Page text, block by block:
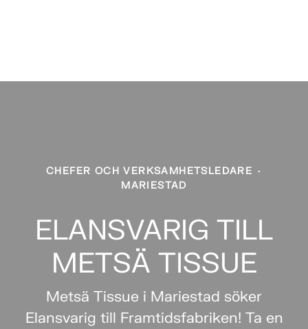
CHEFER OCH VERKSAMHETSLEDARE ·
MARIESTAD
ELANSVARIG TILL
METSÄ TISSUE
Metsä Tissue i Mariestad söker
Elansvarig till Framtidsfabriken! Ta en